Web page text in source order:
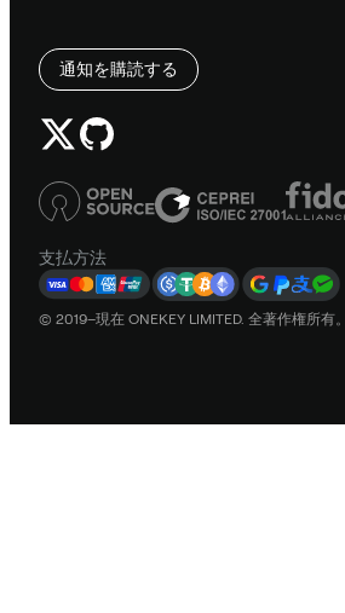
通知を購読する
支払方法
© 2019–現在 ONEKEY LIMITED. 全著作権所有。